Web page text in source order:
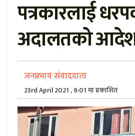
पत्रकारलाई
अदालतको
जनप्रभाव संवाददाता
23rd April 2021 , 9:01 मा प्रकाशित